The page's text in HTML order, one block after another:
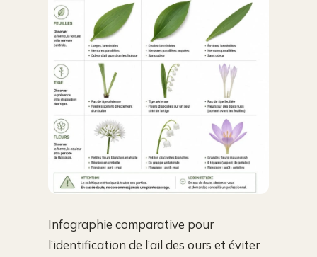
Infographie comparative pour
l’identification de l’ail des ours et éviter